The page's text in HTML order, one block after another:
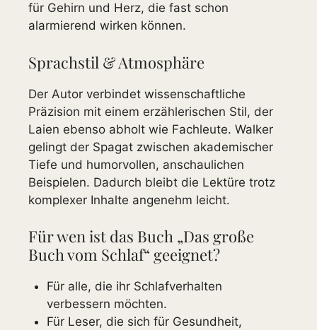
für Gehirn und Herz, die fast schon
alarmierend wirken können.
Sprachstil & Atmosphäre
Der Autor verbindet wissenschaftliche
Präzision mit einem erzählerischen Stil, der
Laien ebenso abholt wie Fachleute. Walker
gelingt der Spagat zwischen akademischer
Tiefe und humorvollen, anschaulichen
Beispielen. Dadurch bleibt die Lektüre trotz
komplexer Inhalte angenehm leicht.
Für wen ist das Buch „Das große
Buch vom Schlaf“ geeignet?
Für alle, die ihr Schlafverhalten
verbessern möchten.
Für Leser, die sich für Gesundheit,